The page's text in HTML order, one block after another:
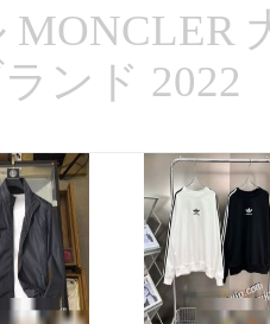
MONCLER
ンド 2022